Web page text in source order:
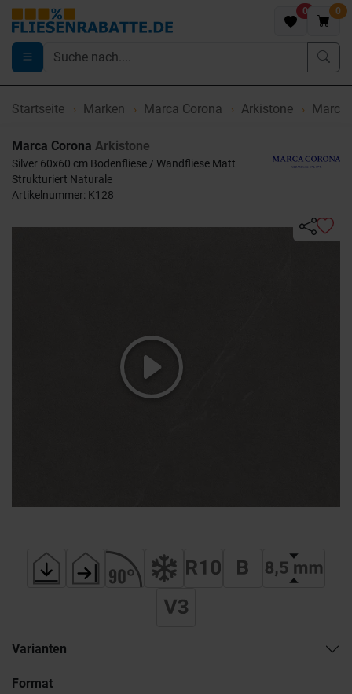
0 0
Startseite Marken Marca Corona Arkistone Marca
Marca Corona Arkistone
Silver 60x60 cm Bodenfliese / Wandfliese Matt
Strukturiert Naturale
Artikelnummer: K128
Varianten
Format